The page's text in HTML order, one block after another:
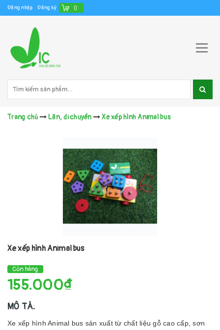
Đăng nhập Đăng ký ()
Trang chủ Lăn, di chuyển Xe xếp hình Animal bus
Xe xếp hình Animal bus
Còn hàng
155.000₫
MÔ TẢ:
Xe xếp hình Animal bus sản xuất từ chất liệu gỗ cao cấp, sơn